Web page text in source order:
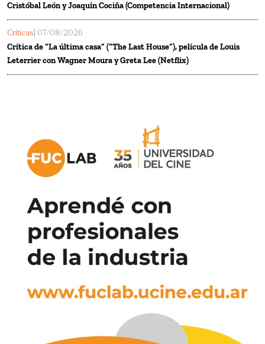
Cristóbal León y Joaquín Cociña (Competencia Internacional)
Críticas | 07/08/2026
Crítica de “La última casa” (“The Last House”), película de Louis
Leterrier con Wagner Moura y Greta Lee (Netflix)